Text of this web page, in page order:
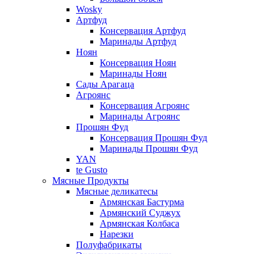
Wosky
Артфуд
Консервация Артфуд
Маринады Артфуд
Ноян
Консервация Ноян
Маринады Ноян
Сады Арагаца
Агроянс
Консервация Агроянс
Маринады Агроянс
Прошян Фуд
Консервация Прошян Фуд
Маринады Прошян Фуд
YAN
te Gusto
Мясные Продукты
Мясные деликатесы
Армянская Бастурма
Армянский Суджух
Армянская Колбаса
Нарезки
Полуфабрикаты